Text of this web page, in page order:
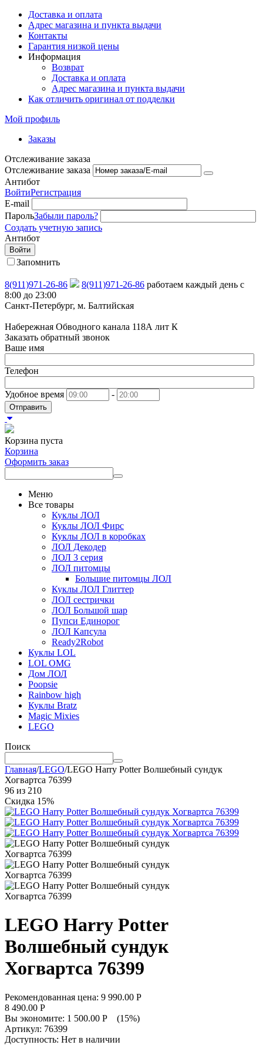
Доставка и оплата
Адрес магазина и пункта выдачи
Контакты
Гарантия низкой цены
Информация
Возврат
Доставка и оплата
Адрес магазина и пункта выдачи
Как отличить оригинал от подделки
Мой профиль
Заказы
Отслеживание заказа
Отслеживание заказа
Антибот
ВойтиРегистрация
E-mail
ПарольЗабыли пароль?
Создать учетную запись
Антибот
Войти
Запомнить
8(911)971-26-86 8(911)971-26-86 работаем каждый день с
8:00 до 23:00
Санкт-Петербург, м. Балтийская
Набережная Обводного канала 118А лит К
Заказать обратный звонок
Ваше имя
Телефон
Удобное время -
Отправить
Корзина пуста
Корзина
Оформить заказ
Меню
Все товары
Куклы ЛОЛ
Куклы ЛОЛ Фирс
Куклы ЛОЛ в коробках
ЛОЛ Декодер
ЛОЛ 3 серия
ЛОЛ питомцы
Большие питомцы ЛОЛ
Куклы ЛОЛ Глиттер
ЛОЛ сестрички
ЛОЛ Большой шар
Пупси Единорог
ЛОЛ Капсула
Ready2Robot
Куклы LOL
LOL OMG
Дом ЛОЛ
Poopsie
Rainbow high
Куклы Bratz
Magic Mixies
LEGO
Поиск
Главная/LEGO/LEGO Harry Potter Волшебный сундук
Хогвартса 76399
96 из 210
Скидка 15%
LEGO Harry Potter
Волшебный сундук
Хогвартса 76399
Рекомендованная цена: 9 990.00 Р
8 490.00 Р
Вы экономите: 1 500.00 Р (15%)
Артикул: 76399
Доступность: Нет в наличии